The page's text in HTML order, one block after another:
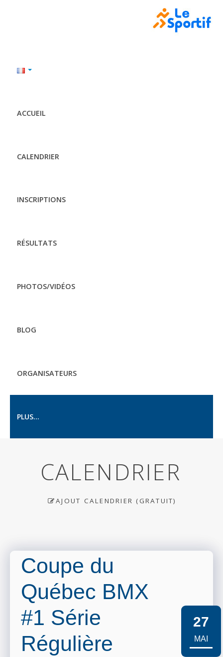
ACCUEIL
CALENDRIER
INSCRIPTIONS
RÉSULTATS
PHOTOS/VIDÉOS
BLOG
ORGANISATEURS
PLUS...
CALENDRIER
AJOUT CALENDRIER (GRATUIT)
Coupe du
Québec BMX
#1 Série
Régulière
27
MAI